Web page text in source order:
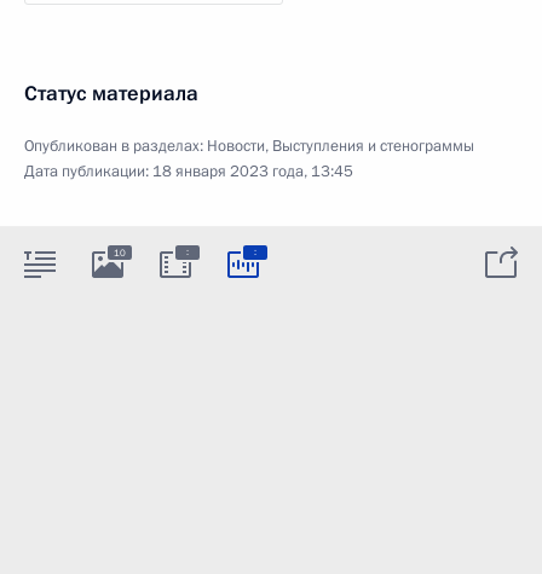
Статус материала
Опубликован в разделах: Новости, Выступления и стенограммы
Дата публикации: 18 января 2023 года, 13:45
10 : :